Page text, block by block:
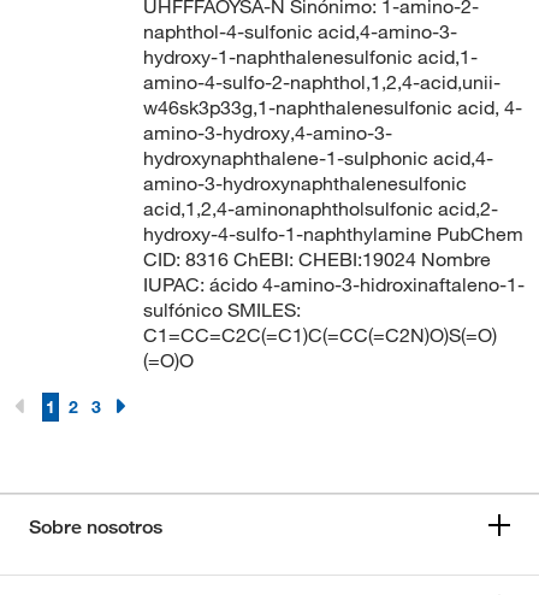
UHFFFAOYSA-N Sinónimo: 1-amino-2-
naphthol-4-sulfonic acid,4-amino-3-
hydroxy-1-naphthalenesulfonic acid,1-
amino-4-sulfo-2-naphthol,1,2,4-acid,unii-
w46sk3p33g,1-naphthalenesulfonic acid, 4-
amino-3-hydroxy,4-amino-3-
hydroxynaphthalene-1-sulphonic acid,4-
amino-3-hydroxynaphthalenesulfonic
acid,1,2,4-aminonaphtholsulfonic acid,2-
hydroxy-4-sulfo-1-naphthylamine PubChem
CID: 8316 ChEBI: CHEBI:19024 Nombre
IUPAC: ácido 4-amino-3-hidroxinaftaleno-1-
sulfónico SMILES:
C1=CC=C2C(=C1)C(=CC(=C2N)O)S(=O)
(=O)O
1 2 3
Sobre nosotros